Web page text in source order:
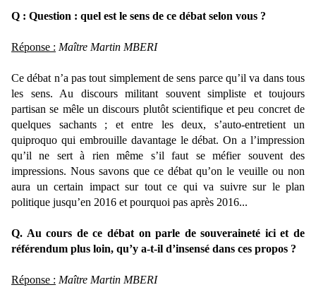
Q : Question : quel est le sens de ce débat selon vous ?
Réponse : Maître Martin MBERI
Ce débat n’a pas tout simplement de sens parce qu’il va dans tous
les sens. Au discours militant souvent simpliste et toujours
partisan se mêle un discours plutôt scientifique et peu concret de
quelques sachants ; et entre les deux, s’auto-entretient un
quiproquo qui embrouille davantage le débat. On a l’impression
qu’il ne sert à rien même s’il faut se méfier souvent des
impressions. Nous savons que ce débat qu’on le veuille ou non
aura un certain impact sur tout ce qui va suivre sur le plan
politique jusqu’en 2016 et pourquoi pas après 2016...
Q. Au cours de ce débat on parle de souveraineté ici et de
référendum plus loin, qu’y a-t-il d’insensé dans ces propos ?
Réponse : Maître Martin MBERI